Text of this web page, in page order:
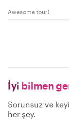
Awesome tour!
İyi bilmen
Sorunsuz ve
her şey.